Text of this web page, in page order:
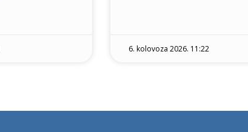
6. kolovoza 2026. 11:22